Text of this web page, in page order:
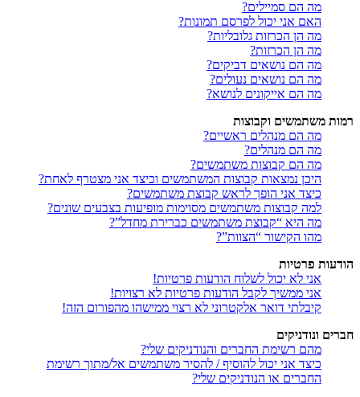
מה הם סמיילים?
האם אני יכול לפרסם תמונות?
מה הן הכרזות גלובליות?
מה הן הכרזות?
מה הם נושאים דביקים?
מה הם נושאים נעולים?
מה הם אייקונים לנושא?
רמות משתמשים וקבוצות
מה הם מנהלים ראשיים?
מה הם מנהלים?
מה הם קבוצות משתמשים?
היכן נמצאות קבוצות המשתמשים וכיצד אני מצטרף לאחת?
כיצד אני הופך לראש קבוצת משתמשים?
למה קבוצות משתמשים מסוימות מופיעות בצבעים שונים?
מה היא “קבוצת משתמשים כברירת מחדל”?
מהו הקישור “הצוות”?
הודעות פרטיות
אני לא יכול לשלוח הודעות פרטיות!
אני ממשיך לקבל הודעות פרטיות לא רצויות!
קיבלתי דואר אלקטרוני לא רצוי ממישהו מהפורום הזה!
חברים ונודניקים
מהם רשימת החברים והנודניקים שלי?
כיצד אני יכול להוסיף / להסיר משתמשים אל/מתוך רשימת
החברים או הנודניקים שלי?